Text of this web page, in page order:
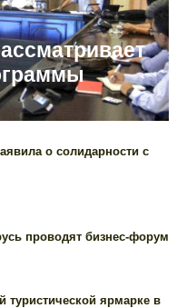
о солидарности с
проводят бизнес-форум
туристической ярмарке в